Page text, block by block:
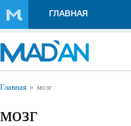
ГЛАВНАЯ
Вы здесь
Главная мозг
мозг